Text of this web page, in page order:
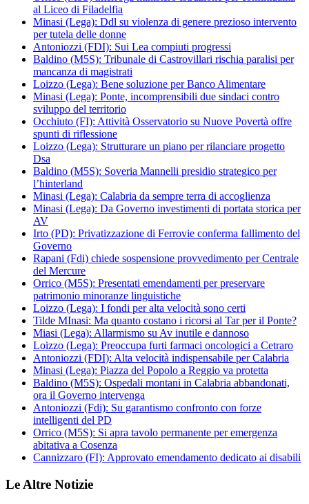
al Liceo di Filadelfia
Minasi (Lega): Ddl su violenza di genere prezioso intervento
per tutela delle donne
Antoniozzi (FDI): Sui Lea compiuti progressi
Baldino (M5S): Tribunale di Castrovillari rischia paralisi per
mancanza di magistrati
Loizzo (Lega): Bene soluzione per Banco Alimentare
Minasi (Lega): Ponte, incomprensibili due sindaci contro
sviluppo del territorio
Occhiuto (FI): Attività Osservatorio su Nuove Povertà offre
spunti di riflessione
Loizzo (Lega): Strutturare un piano per rilanciare progetto
Dsa
Baldino (M5S): Soveria Mannelli presidio strategico per
l’hinterland
Minasi (Lega): Calabria da sempre terra di accoglienza
Minasi (Lega): Da Governo investimenti di portata storica per
AV
Irto (PD): Privatizzazione di Ferrovie conferma fallimento del
Governo
Rapani (Fdi) chiede sospensione provvedimento per Centrale
del Mercure
Orrico (M5S): Presentati emendamenti per preservare
patrimonio minoranze linguistiche
Loizzo (Lega): I fondi per alta velocità sono certi
Tilde MInasi: Ma quanto costano i ricorsi al Tar per il Ponte?
Miasi (Lega): Allarmismo su Av inutile e dannoso
Loizzo (Lega): Preoccupa furti farmaci oncologici a Cetraro
Antoniozzi (FDI): Alta velocità indispensabile per Calabria
Minasi (Lega): Piazza del Popolo a Reggio va protetta
Baldino (M5S): Ospedali montani in Calabria abbandonati,
ora il Governo intervenga
Antoniozzi (Fdi): Su garantismo confronto con forze
intelligenti del PD
Orrico (M5S): Si apra tavolo permanente per emergenza
abitativa a Cosenza
Cannizzaro (FI): Approvato emendamento dedicato ai disabili
Le Altre Notizie